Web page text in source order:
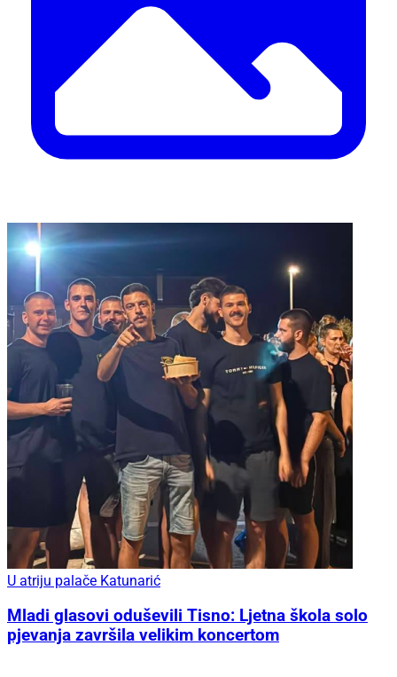
U atriju palače Katunarić
Mladi glasovi oduševili Tisno: Ljetna škola solo
pjevanja završila velikim koncertom